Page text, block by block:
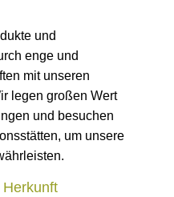
und
enge und
mit unseren
legen großen Wert
und besuchen
um unsere